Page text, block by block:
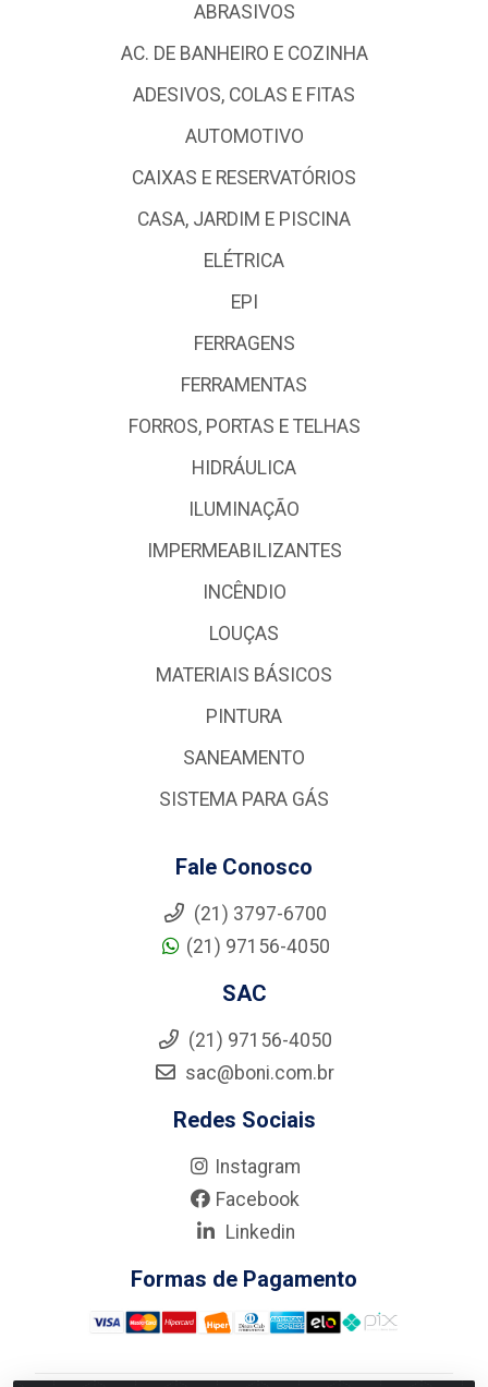
ABRASIVOS
AC. DE BANHEIRO E COZINHA
ADESIVOS, COLAS E FITAS
AUTOMOTIVO
CAIXAS E RESERVATÓRIOS
CASA, JARDIM E PISCINA
ELÉTRICA
EPI
FERRAGENS
FERRAMENTAS
FORROS, PORTAS E TELHAS
HIDRÁULICA
ILUMINAÇÃO
IMPERMEABILIZANTES
INCÊNDIO
LOUÇAS
MATERIAIS BÁSICOS
PINTURA
SANEAMENTO
SISTEMA PARA GÁS
Fale Conosco
(21) 3797-6700
(21) 97156-4050
SAC
(21) 97156-4050
sac@boni.com.br
Redes Sociais
Instagram
Facebook
Linkedin
Formas de Pagamento